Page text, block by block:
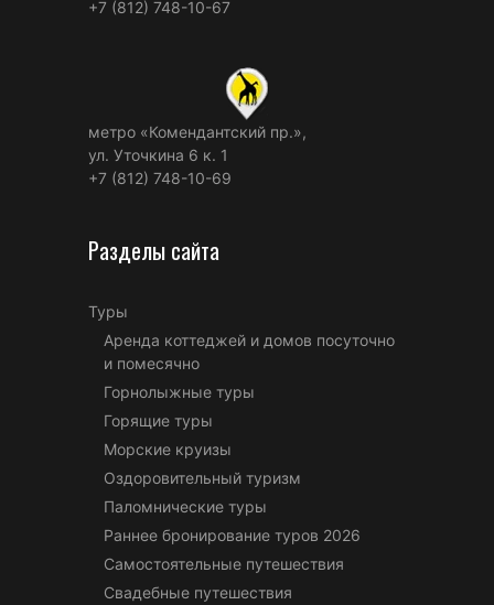
+7 (812) 748-10-67
метро «Комендантский пр.»,
ул. Уточкина 6 к. 1
+7 (812) 748-10-69
Разделы сайта
Туры
Аренда коттеджей и домов посуточно
и помесячно
Горнолыжные туры
Горящие туры
Морские круизы
Оздоровительный туризм
Паломнические туры
Раннее бронирование туров 2026
Самостоятельные путешествия
Свадебные путешествия